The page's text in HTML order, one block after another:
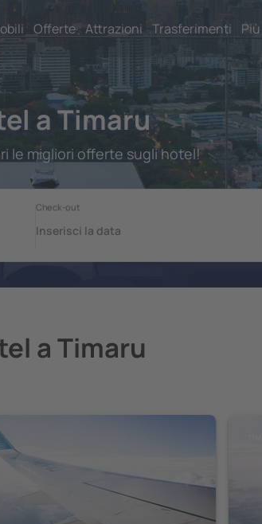
Offerte Attrazioni Trasferimenti Più
a Timaru
le migliori offerte sugli hotel!
a Timaru